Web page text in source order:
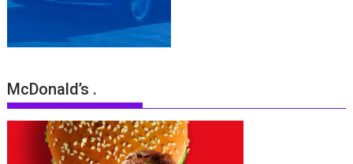
McDonald’s .